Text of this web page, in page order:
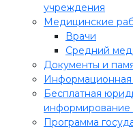
учреждения
Медицинские
Врачи
Средний
Документы и
Информационная
Бесплатная
информирование
Программа